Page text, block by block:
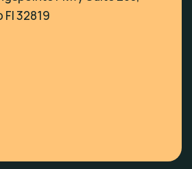
Fl 32819